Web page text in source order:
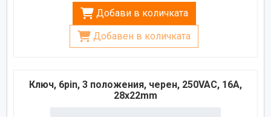
Добави в количката
Добавен в количката
Ключ, 6pin, 3 положения, черен, 250VAC, 16A,
28x22mm